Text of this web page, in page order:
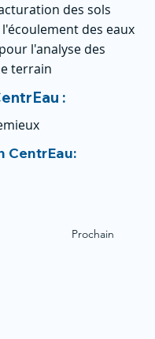
des sols
des eaux
l'analyse des
terrain
:
CentrEau:
Prochain